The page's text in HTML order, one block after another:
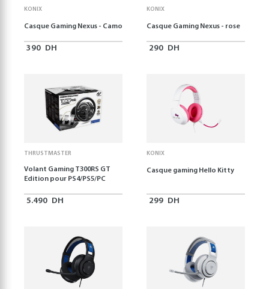
KONIX
Casque Gaming Nexus - Camo
390 DH
KONIX
Casque Gaming Nexus - rose
290 DH
THRUSTMASTER
Volant Gaming T300RS GT
Edition pour PS4/PS5/PC
5.490 DH
KONIX
Casque gaming Hello Kitty
299 DH